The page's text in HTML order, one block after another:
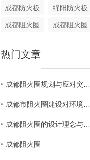
成都防火板 绵阳防火板
成都阻火圈 成都阻火圈
热门文章
成都阻火圈规划与应对突发火灾能力研究
成都市阻火圈建设对环境保护的意义分析
成都阻火圈的设计理念与实际效果评估
成都阻火圈